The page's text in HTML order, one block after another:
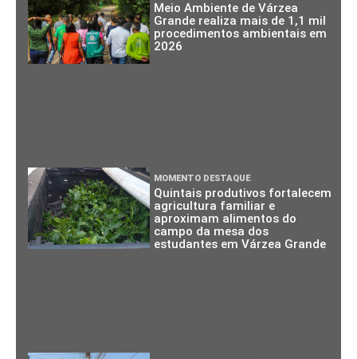
Meio Ambiente de Várzea
Grande realiza mais de 1,1 mil
procedimentos ambientais em
2026
MOMENTO DESTAQUE
Quintais produtivos fortalecem
agricultura familiar e
aproximam alimentos do
campo da mesa dos
estudantes em Várzea Grande